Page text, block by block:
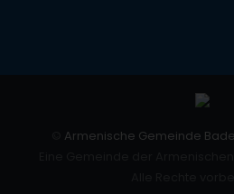
Armenische Gemeinde